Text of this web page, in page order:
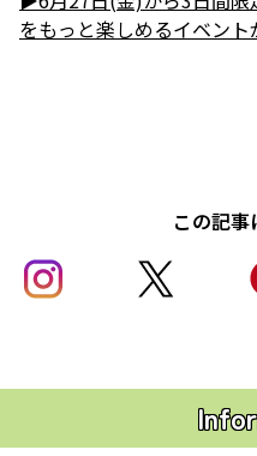
をもっと楽しめるイベント
この記事